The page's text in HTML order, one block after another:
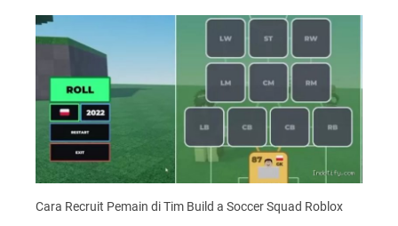
Cara Recruit Pemain di Tim Build a Soccer Squad Roblox